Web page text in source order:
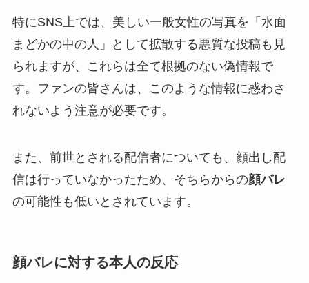
特にSNS上では、美しい一般女性の写真を「水面
まどかの中の人」として拡散する悪質な投稿も見
られますが、これらは全て根拠のない偽情報で
す。ファンの皆さんは、このような情報に惑わさ
れないよう注意が必要です。
また、前世とされる配信者についても、顔出し配
信は行っていなかったため、そちらからの顔バレ
の可能性も低いとされています。
顔バレに対する本人の反応